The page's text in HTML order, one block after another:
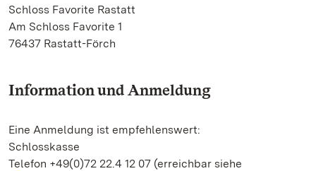
Schloss Favorite Rastatt
Am Schloss Favorite 1
76437 Rastatt-Förch
Information und Anmeldung
Eine Anmeldung ist empfehlenswert:
Schlosskasse
Telefon +49(0)72 22.4 12 07 (erreichbar siehe